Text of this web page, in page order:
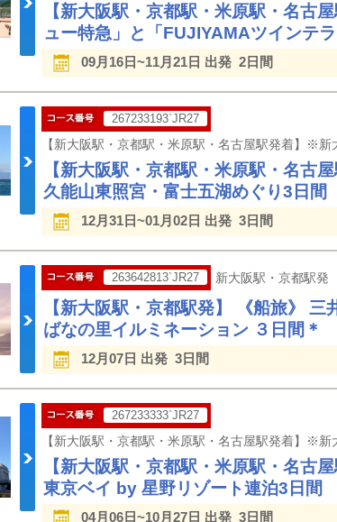
【新大阪駅・京都駅・米原駅・名古
ュー特急」と「FUJIYAMAツインテ
09月16日~11月21日 出発 2日間
267233193`JR27
【新大阪駅・京都駅・米原駅・名古
久能山東照宮・富士五湖めぐり3日間
12月31日~01月02日 出発 3日間
263642813`JR27 新大阪駅・京都駅
【新大阪駅・京都駅発】 《船旅》
ばなの里イルミネーション ３日間＊
12月07日 出発 3日間
267233333`JR27
【新大阪駅・京都駅・米原駅・名古
東京ベイ by 星野リゾート連泊3日間
04月06日~10月27日 出発 3日間